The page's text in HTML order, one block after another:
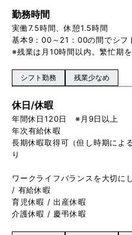
勤務時間
実働7.5時間、休憩1.5時間
基本9：00～21：00の間でシフ
※残業は月10時間以内。繁忙期
シフト勤務 残業少なめ
休日/休暇
年間休日120日 ※月9日以上
年次有給休暇
長期休暇取得可（但し時期によ
り
ワークライフバランスを大切に
/ 有給休暇
育児休暇 / 出産休暇
介護休暇 / 慶弔休暇